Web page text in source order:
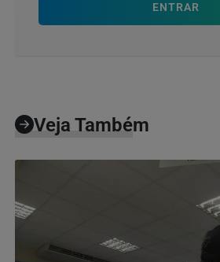
ENTRAR
Veja Também